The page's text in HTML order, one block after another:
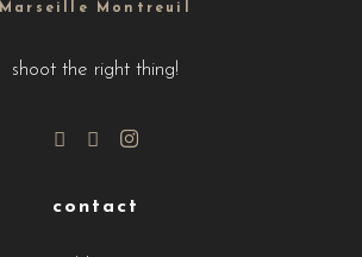
Marseille Montreuil
shoot the right thing!
contact